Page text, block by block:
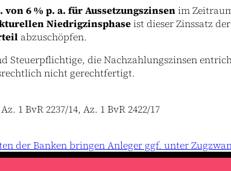
6 % p. a. für Aussetzungszinsenim
Niedrigzinsphaseist dieser Zinssatz
abzuschöpfen.
Steuerpflichtige, die Nachzahlungszinsen
nicht gerechtfertigt.
1 BvR 2237/14, Az. 1 BvR 2422/17
der Banken bringen Anleger ggf. unter